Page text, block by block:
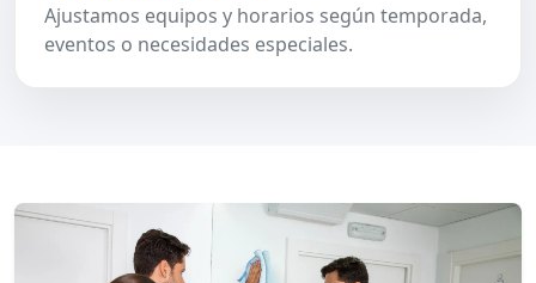
Ajustamos equipos y horarios según temporada,
eventos o necesidades especiales.